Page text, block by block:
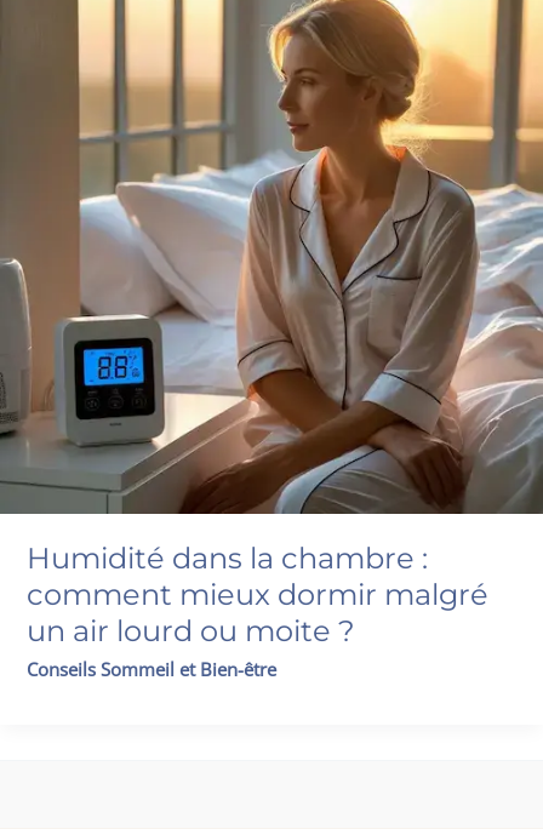
Humidité dans la chambre :
comment mieux dormir malgré
un air lourd ou moite ?
Conseils Sommeil et Bien-être